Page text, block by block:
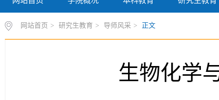
网站首页 > 研究生教育 > 导师风采 > 正文
生物化学